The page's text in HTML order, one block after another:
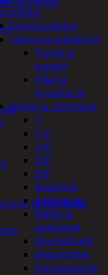
Erikoistyökalut
Hionta ja puhdistus
Tyynyt ja
paperit
Viilat ja
teräsharjat
Hylsyt ja vääntimet
1"
1/2"
1/4"
3/4"
3/8
Adapterit
Kärkisarjat
Räikät ja
vääntimet
Iskumeisselit
Jakoavaimet
Kiintoavaimet
ja tarvikkeet